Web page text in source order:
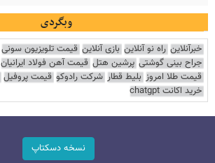
وبگردی
خبرآنلاین راه نو آنلاین بازی آنلاین قیمت تلویزیون سونی
جراح بینی گوشتی پرشین هتل قیمت آهن فولاد ایرانیان
قیمت طلا امروز بلیط قطار شرکت رادوکو قیمت پروفیل
خرید اکانت chatgpt
نسخه دسکتاپ